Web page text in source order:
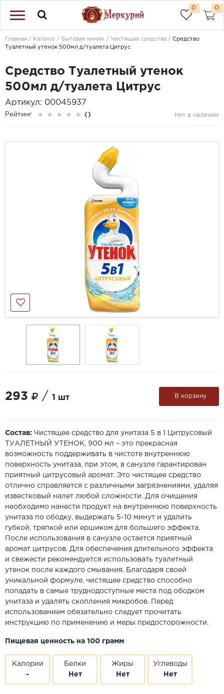
0 0
Главная Каталог Бытовая химия. Чистящие средства
Средство
Туалетный утенок 500мл д/туалета Цитрус
Средство Туалетный утенок
500мл д/туалета Цитрус
Артикул: 00045937
Рейтинг () Нет в наличии
293 / 1 шт В корзину
Состав: Чистящее средство для унитаза 5 в 1 Цитрусовый
ТУАЛЕТНЫЙ УТЕНОК, 900 мл – это прекрасная
возможность поддерживать в чистоте внутреннюю
поверхность унитаза, при этом, в санузле гарантирован
приятный цитрусовый аромат. Это чистящее средство
отлично справляется с различными загрязнениями, удаляя
известковый налет любой сложности. Для очищения
необходимо нанести продукт на внутреннюю поверхность
унитаза по ободку, выдержать 5-10 минут и удалить
губкой, тряпкой или ершиком для большего эффекта.
После использования в санузле остается приятный
аромат цитрусов. Для обеспечения длительного эффекта
и свежести рекомендуется использовать туалетный
утенок после каждого смывания. Благодаря своей
уникальной формуле, чистящее средство способно
попадать в самые труднодоступные места под ободком
унитаза и удалять скопления микробов. Перед
использованием обязательно следует прочитать
инструкцию по применению и меры предосторожности.
Пищевая ценность на 100 грамм
Калории
-
Белки
Нет
Жиры
Нет
Углеводы
Нет